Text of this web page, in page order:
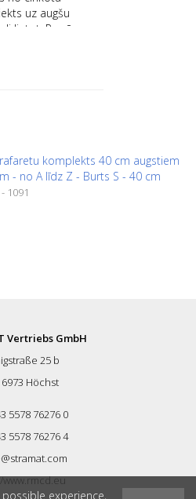
uz augšu
lietot. Precīzs
komplekts 40 cm augstiem
- no A līdz Z - Burts S - 40 cm
1091
Vertriebs GmbH
25 b
6973 Höchst
5578 76276 0
5578 76276 4
experience,